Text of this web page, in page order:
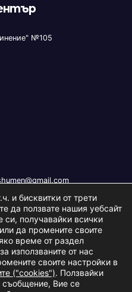
№105
.|Изработка: S.I.T Solutions
и бисквитки от трети
да ползвате нашия уебсайт
си, получавайки всички
да промените своите
време от раздел
използваните от нас
своите настройки в
("cookies"). Ползвайки
съобщение, Вие се